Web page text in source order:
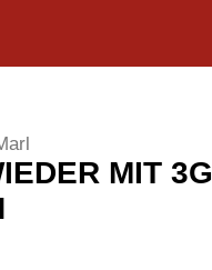
MIT 3G